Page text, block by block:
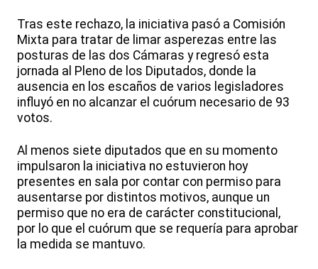
Tras este rechazo, la iniciativa pasó a Comisión
Mixta para tratar de limar asperezas entre las
posturas de las dos Cámaras y regresó esta
jornada al Pleno de los Diputados, donde la
ausencia en los escaños de varios legisladores
influyó en no alcanzar el cuórum necesario de 93
votos.
Al menos siete diputados que en su momento
impulsaron la iniciativa no estuvieron hoy
presentes en sala por contar con permiso para
ausentarse por distintos motivos, aunque un
permiso que no era de carácter constitucional,
por lo que el cuórum que se requería para aprobar
la medida se mantuvo.